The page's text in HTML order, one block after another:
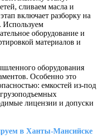
сливаем масла и
включает разборку на
Используем
оборудование и
материалов и
оборудования
Особенно это
емкостей из-под
лицензии и допуски
в Ханты-Мансийске